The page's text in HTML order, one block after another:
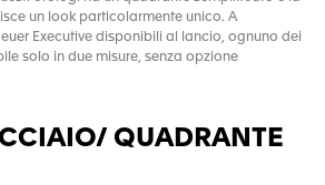
un look particolarmente unico. A
Executive disponibili al lancio, ognuno dei
solo in due misure, senza opzione
QUADRANTE